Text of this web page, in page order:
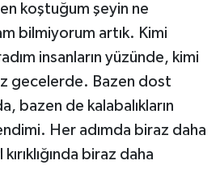
koştuğum şeyin ne
bilmiyorum artık. Kimi
insanların yüzünde, kimi
gecelerde. Bazen dost
bazen de kalabalıkların
Her adımda biraz daha
biraz daha